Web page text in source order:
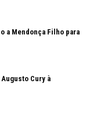
a Mendonça Filho para
Cury à